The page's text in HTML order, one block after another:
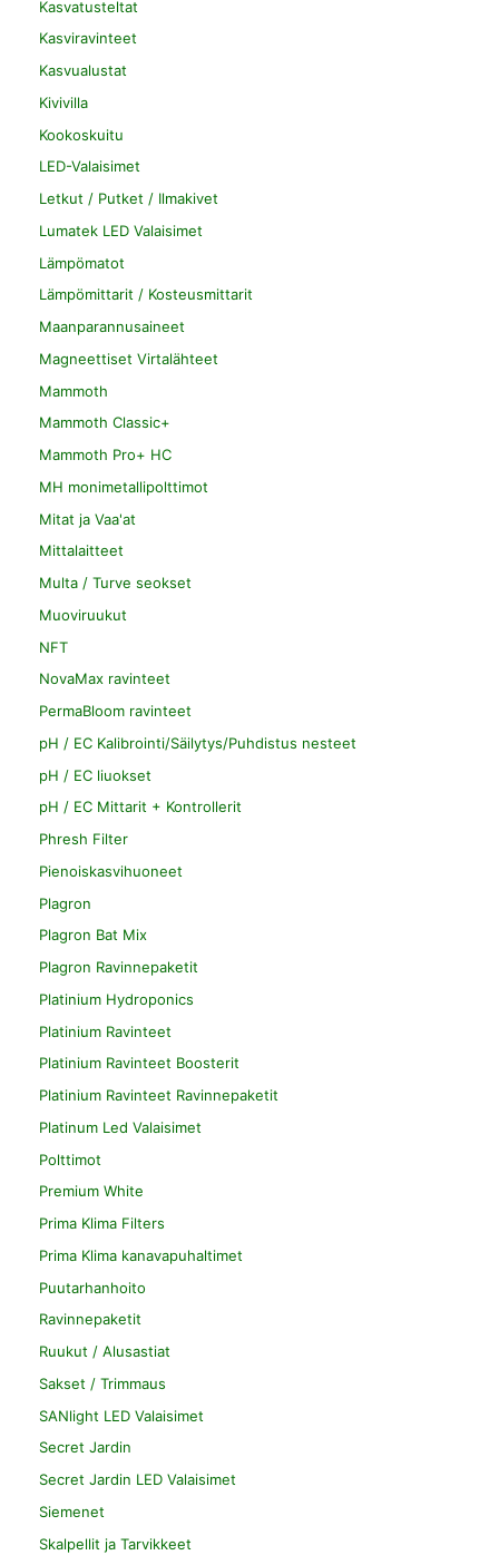
Kasvatusteltat
Kasviravinteet
Kasvualustat
Kivivilla
Kookoskuitu
LED-Valaisimet
Letkut / Putket / Ilmakivet
Lumatek LED Valaisimet
Lämpömatot
Lämpömittarit / Kosteusmittarit
Maanparannusaineet
Magneettiset Virtalähteet
Mammoth
Mammoth Classic+
Mammoth Pro+ HC
MH monimetallipolttimot
Mitat ja Vaa'at
Mittalaitteet
Multa / Turve seokset
Muoviruukut
NFT
NovaMax ravinteet
PermaBloom ravinteet
pH / EC Kalibrointi/Säilytys/Puhdistus nesteet
pH / EC liuokset
pH / EC Mittarit + Kontrollerit
Phresh Filter
Pienoiskasvihuoneet
Plagron
Plagron Bat Mix
Plagron Ravinnepaketit
Platinium Hydroponics
Platinium Ravinteet
Platinium Ravinteet Boosterit
Platinium Ravinteet Ravinnepaketit
Platinum Led Valaisimet
Polttimot
Premium White
Prima Klima Filters
Prima Klima kanavapuhaltimet
Puutarhanhoito
Ravinnepaketit
Ruukut / Alusastiat
Sakset / Trimmaus
SANlight LED Valaisimet
Secret Jardin
Secret Jardin LED Valaisimet
Siemenet
Skalpellit ja Tarvikkeet